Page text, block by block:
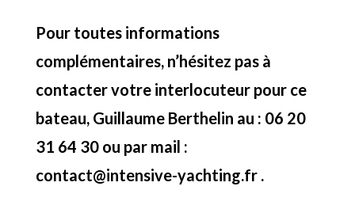
Pour toutes informations
complémentaires, n’hésitez pas à
contacter votre interlocuteur pour ce
bateau, Guillaume Berthelin au : 06 20
31 64 30 ou par mail :
contact@intensive-yachting.fr .